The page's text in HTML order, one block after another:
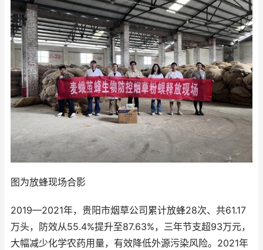
图为放蜂现场合影
2019—2021年，贵阳市烟草公司累计放蜂28次、共61.17
万头，防效从55.4%提升至87.63%，三年节支超93万元，
大幅减少化学农药用量，有效降低外源污染风险。2021年